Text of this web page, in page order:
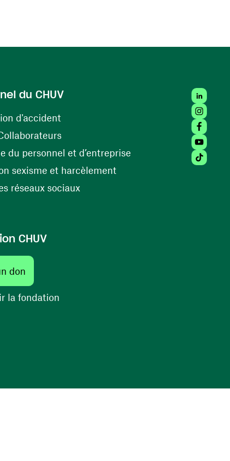
du CHUV
d'accident(opens in a new window)
(opens in a new window)
du personnel et d’entreprise(opens in a new
sexisme et harcèlement(opens in a new window)
réseaux sociaux(opens in a new window)
CHUV
don
la fondation
Tiktok